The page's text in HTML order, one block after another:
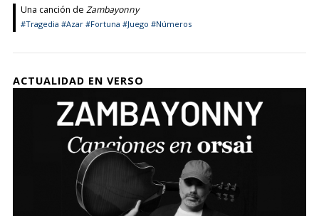
Una canción de Zambayonny
#Tragedia #Azar #Fortuna #Juego #Números
ACTUALIDAD EN VERSO